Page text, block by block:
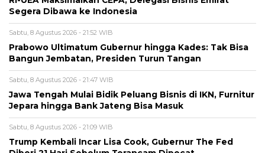
Komentar*
Nama*